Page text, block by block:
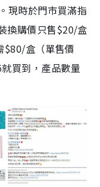
現時於門市買滿指
換購價只售$20/盒
$80/盒（單售價
買到，產品數量